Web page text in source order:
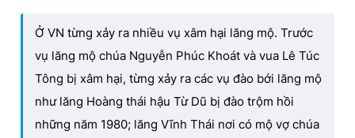
Ở VN từng xảy ra nhiều vụ xâm hại lăng mộ. Trước
vụ lăng mộ chúa Nguyễn Phúc Khoát và vua Lê Túc
Tông bị xâm hại, từng xảy ra các vụ đào bới lăng mộ
như lăng Hoàng thái hậu Từ Dũ bị đào trộm hồi
những năm 1980; lăng Vĩnh Thái nơi có mộ vợ chúa